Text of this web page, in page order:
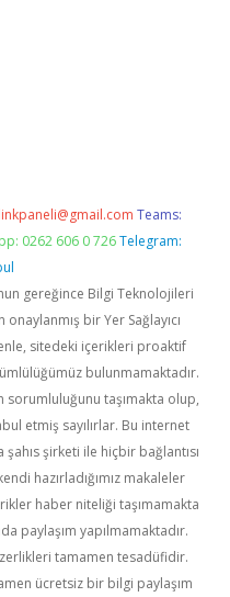
Teams:
0262 606 0 726 Telegram:
gereğince Bilgi Teknolojileri
bir Yer Sağlayıcı
sitedeki içerikleri proaktif
bulunmamaktadır.
sorumluluğunu taşımakta olup,
etmiş sayılırlar. Bu internet
şirketi ile hiçbir bağlantısı
hazırladığımız makaleler
haber niteliği taşımamakta
paylaşım yapılmamaktadır.
tamamen tesadüfidir.
ücretsiz bir bilgi paylaşım